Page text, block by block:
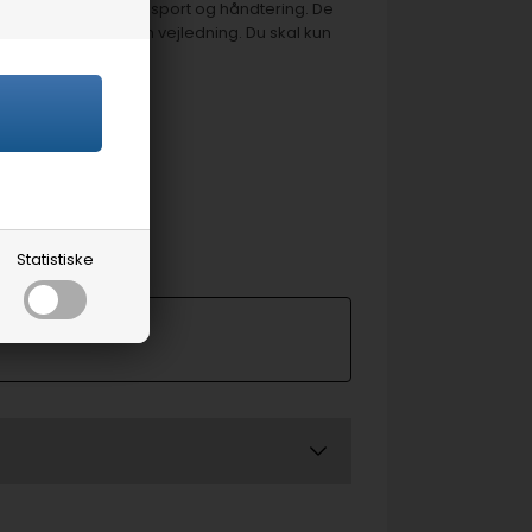
Statistiske
samlede pga. transport og håndtering. De
og en vejledning. Du skal kun
når godt frem.